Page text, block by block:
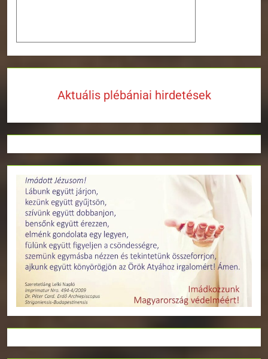
Aktuális plébániai hirdetések